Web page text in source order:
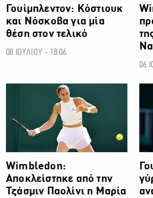
Γουίμπλεντον: Κόστιουκ
και Νόσκοβα για μία
θέση στον τελικό
08 ΙΟΥΛΙΟΥ - 18:06
06
Wimbledon:
Αποκλείστηκε από την
Τζάσμιν Παολίνι η Μαρία